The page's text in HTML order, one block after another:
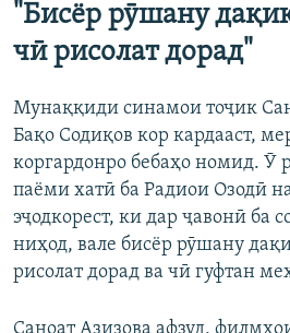
"Бисёр рӯшану
чӣ рисолат дорад"
Мунаққиди синамои тоҷик
Бақо Содиқов кор кардааст,
коргардонро бебаҳо номид. Ӯ
паёми хатӣ ба Радиои Озодӣ
эҷодкорест, ки дар ҷавонӣ ба
ниҳод, вале бисёр рӯшану
рисолат дорад ва чӣ гуфтан
Саноат Азизова афзуд,